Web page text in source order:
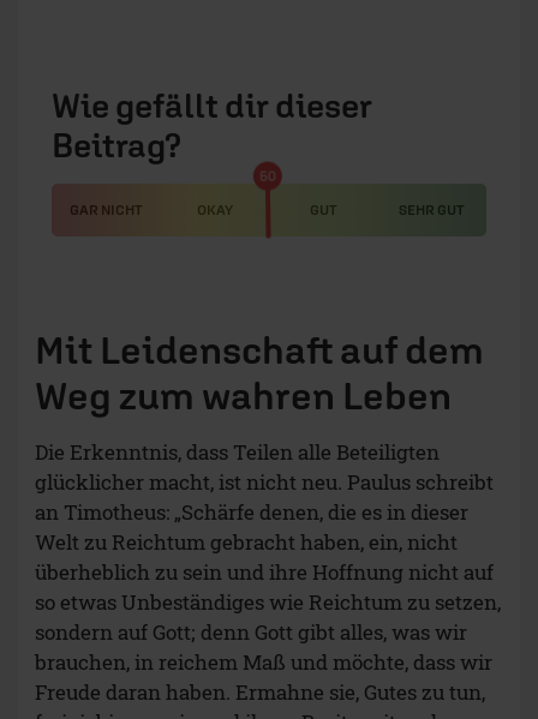
Wie gefällt dir dieser
Beitrag?
GAR NICHT OKAY GUT SEHR GUT
50
Mit Leidenschaft auf dem
Weg zum wahren Leben
Die Erkenntnis, dass Teilen alle Beteiligten
glücklicher macht, ist nicht neu. Paulus schreibt
an Timotheus: „Schärfe denen, die es in dieser
Welt zu Reichtum gebracht haben, ein, nicht
überheblich zu sein und ihre Hoffnung nicht auf
so etwas Unbeständiges wie Reichtum zu setzen,
sondern auf Gott; denn Gott gibt alles, was wir
brauchen, in reichem Maß und möchte, dass wir
Freude daran haben. Ermahne sie, Gutes zu tun,